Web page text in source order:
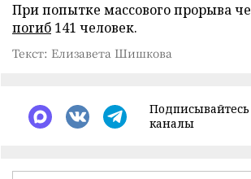
При попытке массового прорыва
погиб 141 человек.
Текст: Елизавета Шишкова
каналы